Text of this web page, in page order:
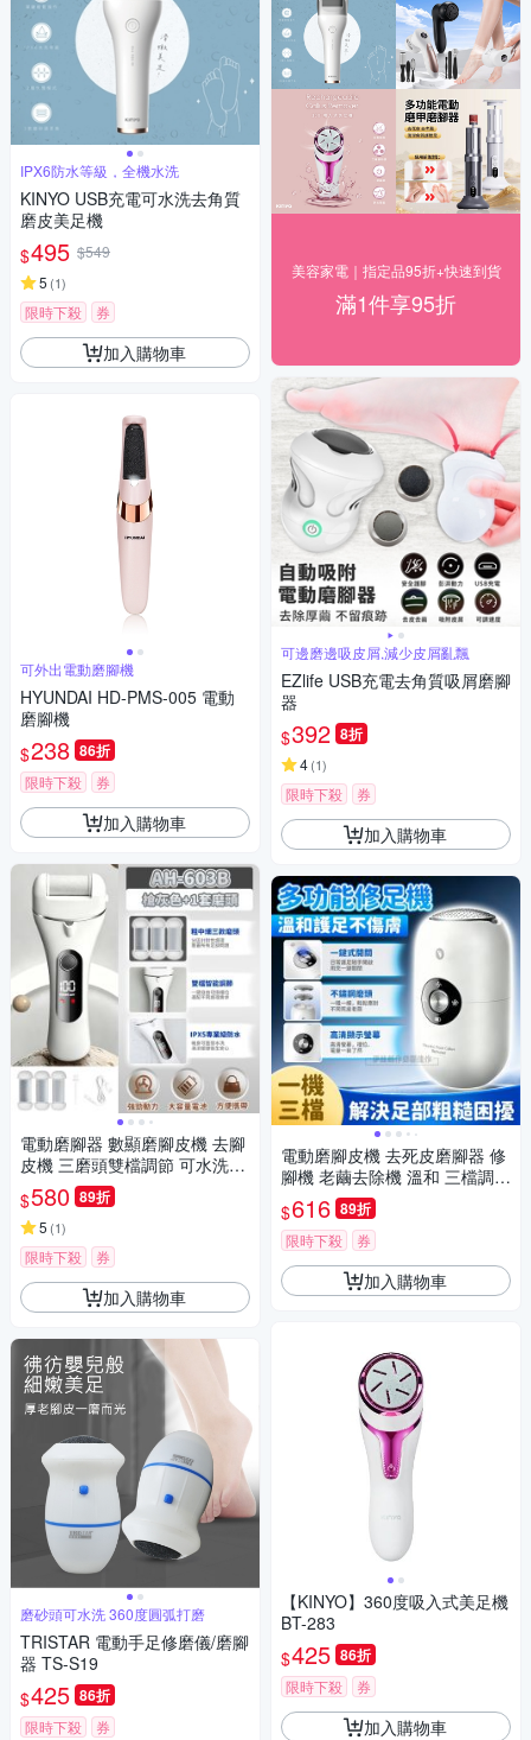
IPX6防水等級，全機水洗
KINYO USB充電可水洗去角質
磨皮美足機
$495 $549
5 (1)
限時下殺 券
加入購物車
可外出電動磨腳機
HYUNDAI HD-PMS-005 電動
磨腳機
$238 86折
限時下殺 券
加入購物車
電動磨腳器 數顯磨腳皮機 去腳
皮機 三磨頭雙檔調節 可水洗修
足機 家用足部護理去角質硬繭
$580 89折
5 (1)
限時下殺 券
加入購物車
磨砂頭可水洗 360度圓弧打磨
TRISTAR 電動手足修磨儀/磨腳
器 TS-S19
$425 86折
限時下殺 券
美容家電｜指定品95折+快速到貨
滿1件享95折
可邊磨邊吸皮屑,減少皮屑亂飄
EZlife USB充電去角質吸屑磨腳
器
$392 8折
4(1)
限時下殺 券
加入購物車
電動磨腳皮機 去死皮磨腳器 修
腳機 老繭去除機 溫和 三檔調速
數顯電量 一鍵開關
$616 89折
限時下殺 券
加入購物車
【KINYO】360度吸入式美足機
BT-283
$425 86折
限時下殺 券
加入購物車